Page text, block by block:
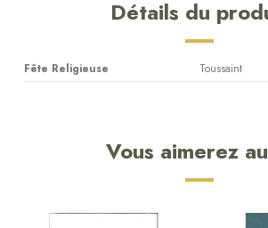
Détails du
Fête Religieuse Toussaint
Vous aimerez